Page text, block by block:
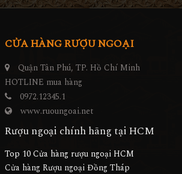
CỬA HÀNG RƯỢU NGOẠI
Quận Tân Phú, TP. Hồ Chí Minh
HOTLINE mua hàng
0972.12345.1
www.ruoungoai.net
Rượu ngoại chính hãng tại HCM
Top 10 Cửa hàng rượu ngoại HCM
Cửa hàng Rượu ngoại Đồng Tháp